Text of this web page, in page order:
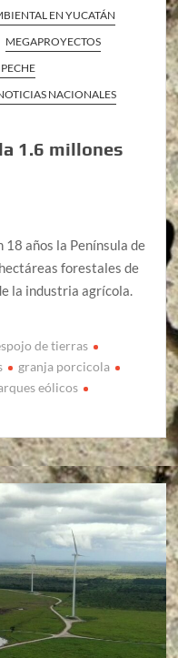
EN YUCATÁN
MEGAPROYECTOS
NACIONALES
1.6 millones
18 años la Península de
forestales de
la industria agrícola.
de tierras
granja porcicola
eólicos